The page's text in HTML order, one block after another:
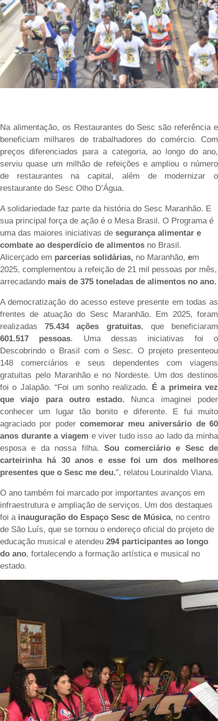
Na alimentação, os Restaurantes do Sesc são referência e
beneficiam milhares de trabalhadores do comércio. Com
preços diferenciados para a categoria, ao longo do ano,
serviu quase um milhão de refeições e ampliou o número
de restaurantes na capital, além de modernizar o
restaurante do Sesc Olho D’Água.
A solidariedade faz parte da história do Sesc Maranhão. E
sua principal força de ação é o Mesa Brasil. O Programa é
uma das maiores iniciativas de segurança alimentar e
combate ao desperdício de alimentos no Brasil.
Alicerçado em parcerias solidárias, no Maranhão, em
2025, complementou a refeição de 21 mil pessoas por mês,
arrecadando mais de 375 toneladas de alimentos no ano.
A democratização do acesso esteve presente em todas as
frentes de atuação do Sesc Maranhão. Em 2025, foram
realizadas75.434 ações gratuitas, que beneficiaram
601.517 pessoas. Uma dessas iniciativas foi o
Descobrindo o Brasil com o Sesc. O projeto presenteou
148 comerciários e seus dependentes com viagens
gratuitas pelo Maranhão e no Nordeste. Um dos destinos
foi o Jalapão.“Foi um sonho realizado. É a primeira vez
que viajo para outro estado. Nunca imaginei poder
conhecer um lugar tão bonito e diferente. E fui muito
agraciado por poder comemorar meu aniversário de 60
anos durante a viagem e viver tudo isso ao lado da minha
esposa e da nossa filha.Sou comerciário e Sesc de
carteirinha há 30 anos e esse foi um dos melhores
presentes que o Sesc me deu.”, relatou Lourinaldo Viana.
O ano também foi marcado por importantes avanços em
infraestrutura e ampliação de serviços. Um dos destaques
foi a inauguração do Espaço Sesc de Música, no centro
de São Luís, que se tornou o endereço oficial do projeto de
educação musical e atendeu 294 participantes ao longo
do ano, fortalecendo a formação artística e musical no
estado.